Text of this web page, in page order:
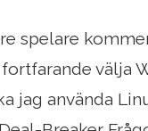
spelare
välja
jag använda